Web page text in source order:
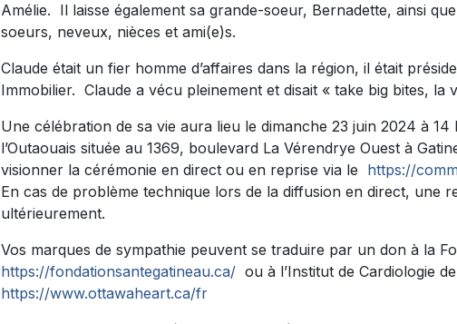
Amélie. Il laisse également sa grande-soeur, Bernadette, ainsi
soeurs, neveux, nièces et ami(e)s.
Claude était un fier homme d’affaires dans la région, il était
Immobilier. Claude a vécu pleinement et disait « take big bites, la
Une célébration de sa vie aura lieu le dimanche 23 juin 2024 à
l’Outaouais située au 1369, boulevard La Vérendrye Ouest à
visionner la cérémonie en direct ou en reprise via le https://
En cas de problème technique lors de la diffusion en direct, une
ultérieurement.
Vos marques de sympathie peuvent se traduire par un don à la
https://fondationsantegatineau.ca/ ou à l’Institut de Cardiologie
https://www.ottawaheart.ca/fr